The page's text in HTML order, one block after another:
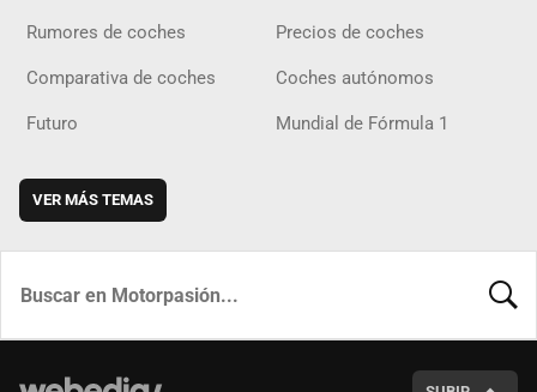
Rumores de coches Precios de coches
Comparativa de coches Coches autónomos
Futuro Mundial de Fórmula 1
VER MÁS TEMAS